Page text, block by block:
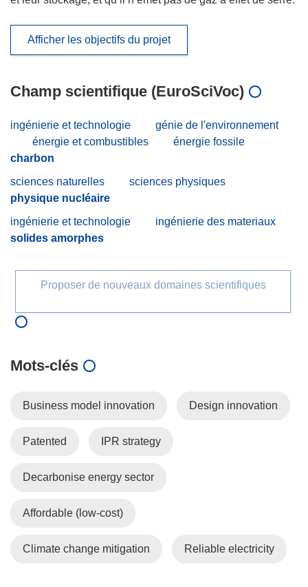
Afficher les objectifs du projet
Champ scientifique (EuroSciVoc)
ingénierie et technologie
génie de l'environnement
énergie et combustibles
énergie fossile
charbon
sciences naturelles
sciences physiques
physique nucléaire
ingénierie et technologie
ingénierie des materiaux
solides amorphes
Proposer de nouveaux domaines scientifiques
Mots‑clés
Business model innovation Design innovation
Patented IPR strategy
Decarbonise energy sector
Affordable (low-cost)
Climate change mitigation Reliable electricity